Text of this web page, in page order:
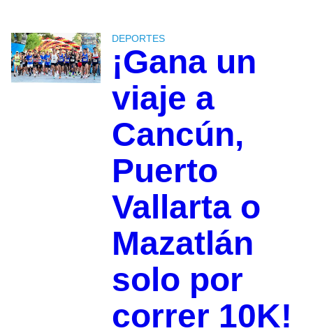
DEPORTES
¡Gana un
viaje a
Cancún,
Puerto
Vallarta o
Mazatlán
solo por
correr 10K!